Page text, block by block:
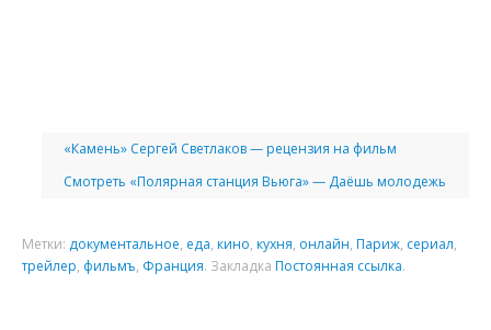
«Камень» Сергей Светлаков — рецензия на фильм
Смотреть «Полярная станция Вьюга» — Даёшь молодежь
Метки: документальное, еда, кино, кухня, онлайн, Париж, сериал,
трейлер, фильмъ, Франция. Закладка Постоянная ссылка.